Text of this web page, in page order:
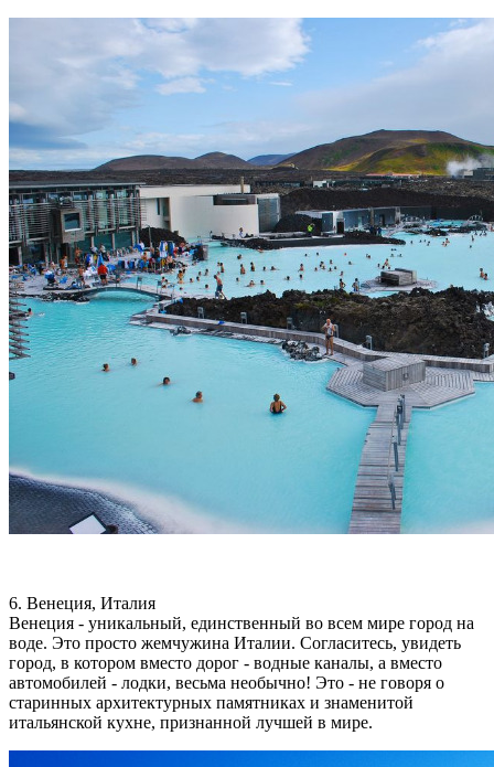
6. Венеция, Италия
Венеция - уникальный, единственный во всем мире город на
воде. Это просто жемчужина Италии. Согласитесь, увидеть
город, в котором вместо дорог - водные каналы, а вместо
автомобилей - лодки, весьма необычно! Это - не говоря о
старинных архитектурных памятниках и знаменитой
итальянской кухне, признанной лучшей в мире.